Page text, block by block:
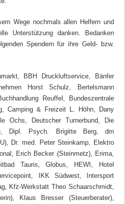
Wege nochmals allen Helfern und
Unterstützung danken. Bedanken
Spendern für ihre Geld- bzw.
BBH Druckluftservice, Bänfer
Horst Schulz, Bertelsmann
Reuffel, Bundeszentrale
Camping & Freizeit L. Höhn, Dany
Ochs, Deutscher Turnerbund, Die
Dipl. Psych. Brigitte Berg, dm
Dr. med. Peter Steinkamp, Elektro
Erich Becker (Steinmetz), Erima,
Tauris, Globus, HEWI, Hotel
IKK Südwest, Intersport
Kfz-Werkstatt Theo Schaarschmidt,
Klaus Bresser (Steuerberater),